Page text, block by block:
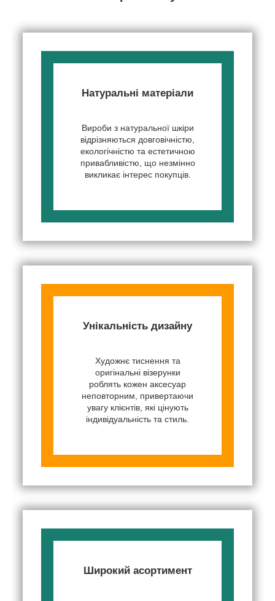
Натуральні матеріали
Вироби з натуральної шкіри
відрізняються довговічністю,
екологічністю та естетичною
привабливістю, що незмінно
викликає інтерес покупців.
Унікальність дизайну
Художнє тиснення та
оригінальні візерунки
роблять кожен аксесуар
неповторним, привертаючи
увагу клієнтів, які цінують
індивідуальність та стиль.
Широкий асортимент